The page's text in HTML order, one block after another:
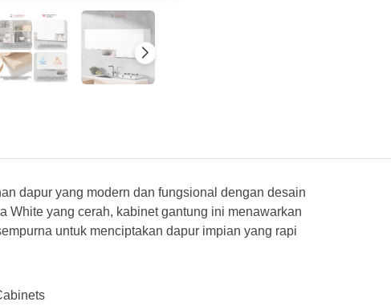
dapur yang modern dan fungsional dengan desain
White yang cerah, kabinet gantung ini menawarkan
untuk menciptakan dapur impian yang rapi